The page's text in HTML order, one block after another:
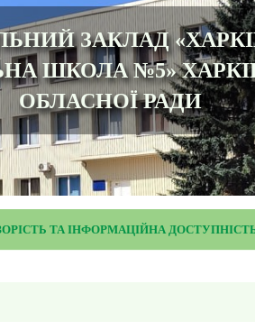
ЗАКЛАД
ШКОЛА №5»
ОБЛАСНОЇ РАДИ
ТА ІНФОРМАЦІЙНА